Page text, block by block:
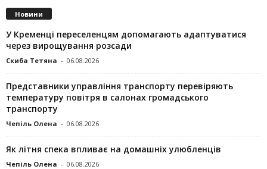
Новини
У Кременці переселенцям допомагають адаптуватися
через вирощування розсади
Скиба Тетяна - 06.08.2026
Представники управління транспорту перевіряють
температуру повітря в салонах громадського
транспорту
Чепіль Олена - 06.08.2026
Як літня спека впливає на домашніх улюбленців
Чепіль Олена - 06.08.2026